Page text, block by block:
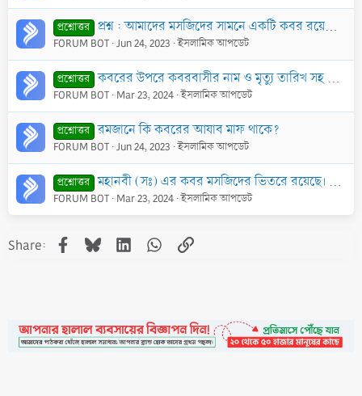
প্রশ্নোত্তর প্রশ্ন : আমাদের মসজিদের সামনে একটি কবর রয়েছে। মসজিদের প্রাচীর রয়েছে। তবে কবরের জন্য আলাদা কোন প্রাচীর নেই। এক্ষণে উক্ত মসজিদে ছালাত আদায় করা যাবে কি?
FORUM BOT Jun 24, 2023 ইসলামিক আপডেট
প্রশ্নোত্তর কবরের উপরে কবরবাসীর নাম ও মৃত্যু তারিখ সহ কোন আয়াত বা কবিতা লেখা কি শরীয়ত সম্মত?
FORUM BOT Mar 23, 2024 ইসলামিক আপডেট
প্রশ্নোত্তর রমজানে কি কবরের আযাব মাফ থাকে?
FORUM BOT Jun 24, 2023 ইসলামিক আপডেট
প্রশ্নোত্তর মহানবী (সঃ) এর কবর মসজিদের ভিতরে রয়েছে। তাহলে আপনারা মসজিদের ভিতরে লাশ দাফন করতে নিষেধ করেন কেন? মহানবী (সঃ) এর কবরের উপর ঘর ও গুম্বুজ রয়েছে। তাহলে আপ
FORUM BOT Mar 23, 2024 ইসলামিক আপডেট
Share: Facebook
BlueskyLinkedInWhatsApp
Link